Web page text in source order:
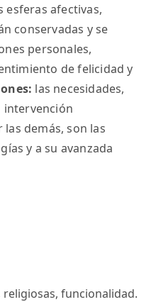
funcionalidad.
esferas afectivas,
conservadas y se
personales,
de felicidad y
las necesidades,
intervención
demás, son las
y a su avanzada